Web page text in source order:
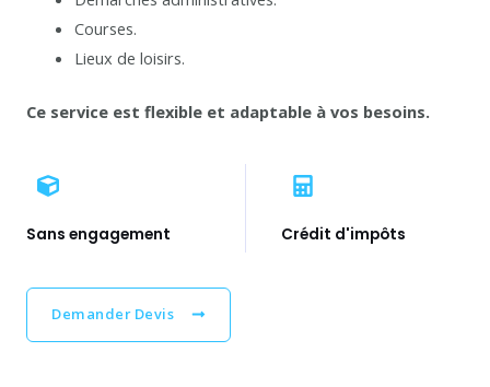
Courses.
Lieux de loisirs.
Ce service est flexible et adaptable à vos besoins.
Sans engagement Crédit d'impôts
Demander Devis